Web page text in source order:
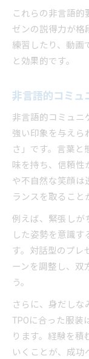
これらの非言語的
ゼンの説得力が格
練習したり、動画
と効果的です。
非言語的コミュ
非言語的コミュニ
強い印象を与えら
さ」です。言葉と
味を持ち、信頼性
や不自然な笑顔は
ランスを取ること
例えば、緊張しが
した姿勢を意識
す。対話型のプレ
ーンを調整し、双
う。
さらに、身だしな
TPOに合った服装
ります。経験を積
いくことが、成功